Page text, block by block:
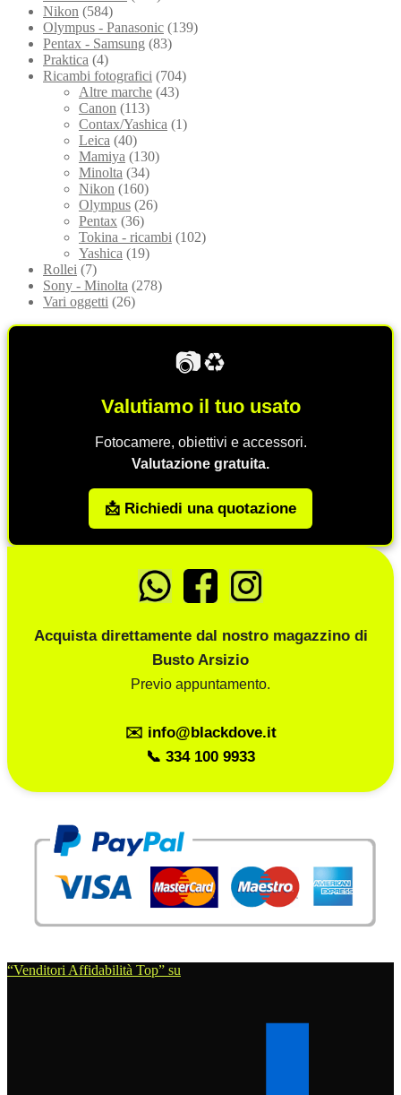
Nikon (584)
Olympus - Panasonic (139)
Pentax - Samsung (83)
Praktica (4)
Ricambi fotografici (704)
Altre marche (43)
Canon (113)
Contax/Yashica (1)
Leica (40)
Mamiya (130)
Minolta (34)
Nikon (160)
Olympus (26)
Pentax (36)
Tokina - ricambi (102)
Yashica (19)
Rollei (7)
Sony - Minolta (278)
Vari oggetti (26)
📷♻️
Valutiamo il tuo usato
Fotocamere, obiettivi e accessori.
Valutazione gratuita.
📩 Richiedi una quotazione
Acquista direttamente dal nostro magazzino di
Busto Arsizio
Previo appuntamento.
✉️ info@blackdove.it
📞 334 100 9933
“Venditori Affidabilità Top” su